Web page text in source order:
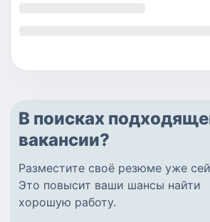
В поисках
вакансии?
Разместите своё резюме уже
Это повысит ваши шансы найти
хорошую работу.